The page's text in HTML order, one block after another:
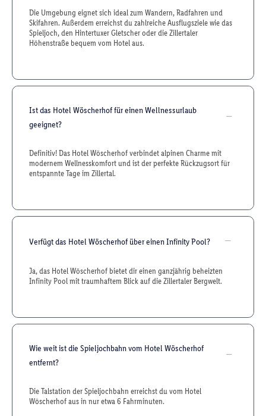
Die Umgebung eignet sich ideal zum Wandern, Radfahren und
Skifahren. Außerdem erreichst du zahlreiche Ausflugsziele wie das
Spieljoch, den Hintertuxer Gletscher oder die Zillertaler
Höhenstraße bequem vom Hotel aus.
Ist das Hotel Wöscherhof für einen Wellnessurlaub
geeignet?
Definitiv! Das Hotel Wöscherhof verbindet alpinen Charme mit
modernem Wellnesskomfort und ist der perfekte Rückzugsort für
entspannte Tage im Zillertal.
Verfügt das Hotel Wöscherhof über einen Infinity Pool?
Ja, das Hotel Wöscherhof bietet dir einen ganzjährig beheizten
Infinity Pool mit traumhaftem Blick auf die Zillertaler Bergwelt.
Wie weit ist die Spieljochbahn vom Hotel Wöscherhof
entfernt?
Die Talstation der Spieljochbahn erreichst du vom Hotel
Wöscherhof aus in nur etwa 6 Fahrminuten.